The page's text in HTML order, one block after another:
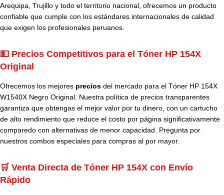
Arequipa, Trujillo y todo el territorio nacional, ofrecemos un producto
confiable que cumple con los estándares internacionales de calidad
que exigen los profesionales peruanos.
💵 Precios Competitivos para el Tóner HP 154X
Original
Ofrecemos los mejores precios del mercado para el Tóner HP 154X
W1540X Negro Original. Nuestra política de precios transparentes
garantiza que obtengas el mejor valor por tu dinero, con un cartucho
de alto rendimiento que reduce el costo por página significativamente
comparedo con alternativas de menor capacidad. Pregunta por
nuestros combos especiales para compras al por mayor.
🛒 Venta Directa de Tóner HP 154X con Envío
Rápido